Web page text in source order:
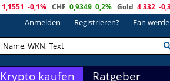
1,1551 -0,1% CHF 0,9349 0,2% Gold 4 332 -
Anmelden Registrieren? Fan
Krypto kaufen Ratgeber